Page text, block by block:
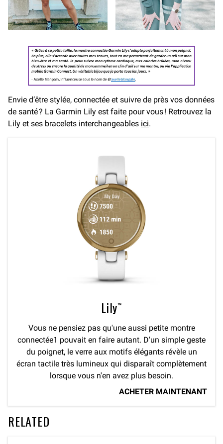
Envie d’être stylée, connectée et suivre de près vos données
de santé ? La Garmin Lily est faite pour vous ! Retrouvez la
Lily et ses bracelets interchangeables ici.
Lily™
Vous ne pensiez pas qu'une aussi petite montre
connectée1 pouvait en faire autant. D'un simple geste
du poignet, le verre aux motifs élégants révèle un
écran tactile très lumineux qui disparaît complètement
lorsque vous n'en avez plus besoin.
ACHETER MAINTENANT
RELATED